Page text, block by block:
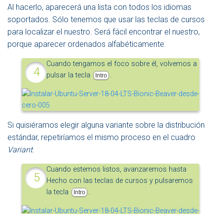
Al hacerlo, aparecerá una lista con todos los idiomas
soportados. Sólo tenemos que usar las teclas de cursos
para localizar el nuestro. Será fácil encontrar el nuestro,
porque aparecer ordenados alfabéticamente.
Cuando tengamos el foco sobre él, volvemos a
pulsar la tecla
Intro .
Si quisiéramos elegir alguna variante sobre la distribución
estándar, repetiríamos el mismo proceso en el cuadro
Variant.
Cuando estemos listos, avanzaremos hasta
Hecho con las teclas de cursos y pulsaremos
la tecla
Intro .